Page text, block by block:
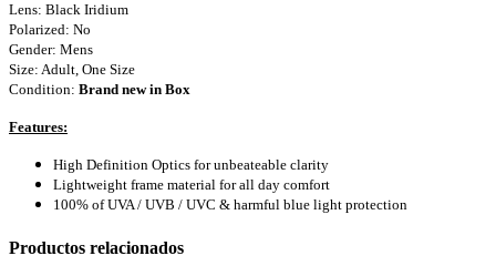
Cavas de Vino
Lens: Black Iridium
Polarized: No
Gender: Mens
Size: Adult, One Size
Condition: Brand new in Box
Features:
High Definition Optics for unbeateable clarity
Lightweight frame material for all day comfort
100% ofUVA/ UVB / UVC & harmful blue light protection
Productos relacionados